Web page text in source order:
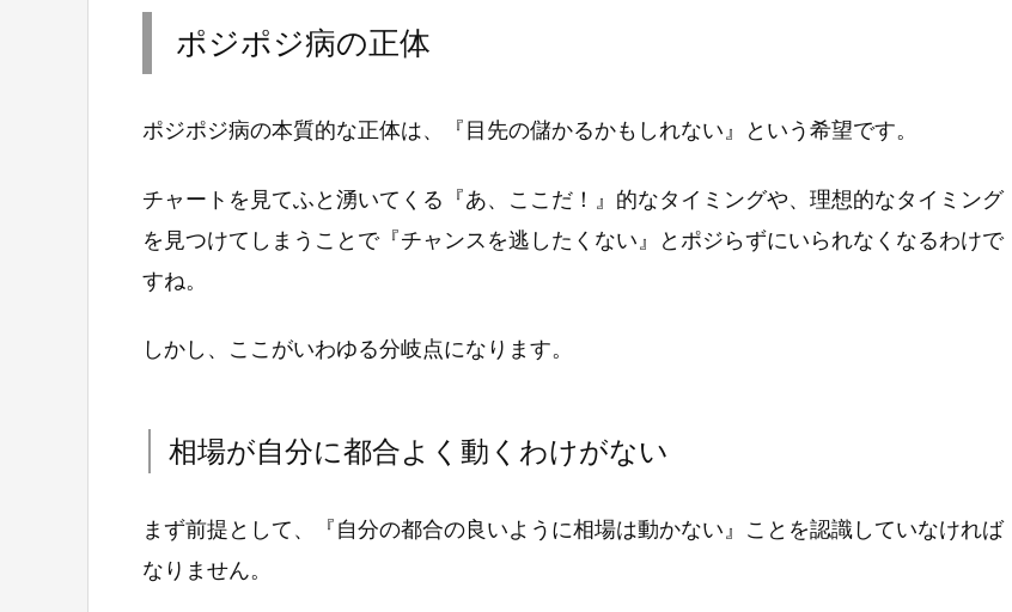
ポジポジ病の正体
ポジポジ病の本質的な正体は、『目先の儲かるかもしれない』という希望です。
チャートを見てふと湧いてくる『あ、ここだ！』的なタイミングや、理想的なタイミング
を見つけてしまうことで『チャンスを逃したくない』とポジらずにいられなくなるわけで
すね。
しかし、ここがいわゆる分岐点になります。
相場が自分に都合よく動くわけがない
まず前提として、『自分の都合の良いように相場は動かない』ことを認識していなければ
なりません。